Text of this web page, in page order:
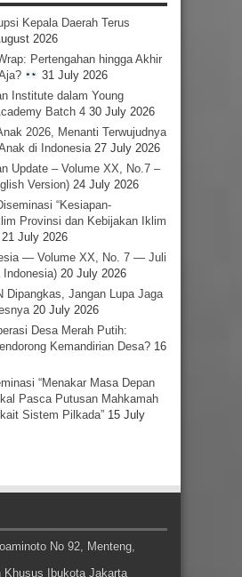
Kepala Daerah Terus
2026
Pertengahan hingga Akhir
31 July 2026
Institute dalam Young
Batch 4 30 July 2026
2026, Menanti Terwujudnya
di Indonesia 27 July 2026
Update – Volume XX, No.7 –
Version) 24 July 2026
“Kesiapan-
Provinsi dan Kebijakan Iklim
21 July 2026
— Volume XX, No. 7 — Juli
Indonesia) 20 July 2026
Dipangkas, Jangan Lupa Jaga
20 July 2026
Desa Merah Putih:
Kemandirian Desa? 16
“Menakar Masa Depan
Pasca Putusan Mahkamah
Sistem Pilkada” 15 July
No 92, Menteng,
Khusus Ibukota Jakarta